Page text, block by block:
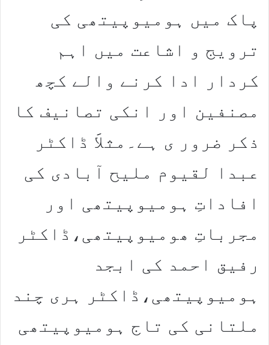
پاک میں ہومیوپیتھی کی
ترویج و اشاعت میں اہم
کردار ادا کرنے والے کچھ
مصنفین اور انکی تصانیف کا
ذکر ضرور ی ہے۔مثلاََ ڈاکٹر
عبدا لقیوم ملیح آبادی کی
افاداتِ ہومیوپیتھی اور
مجرباتِ ھومیوپیتھی،ڈاکٹر
رفیق احمد کی ابجد
ہومیوپیتھی،ڈاکٹر ہری چند
ملتانی کی تاج ہومیوپیتھی